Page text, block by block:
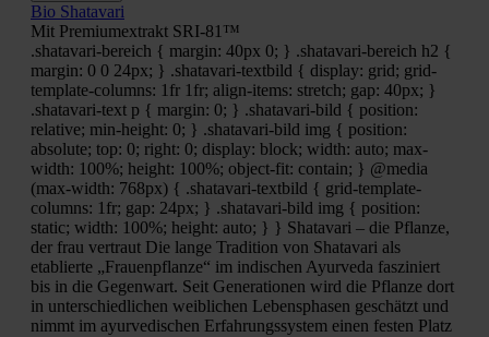
Bio Shatavari
Mit Premiumextrakt SRI-81™
.shatavari-bereich { margin: 40px 0; } .shatavari-bereich h2 {
margin: 0 0 24px; } .shatavari-textbild { display: grid; grid-
template-columns: 1fr 1fr; align-items: stretch; gap: 40px; }
.shatavari-text p { margin: 0; } .shatavari-bild { position:
relative; min-height: 0; } .shatavari-bild img { position:
absolute; top: 0; right: 0; display: block; width: auto; max-
width: 100%; height: 100%; object-fit: contain; } @media
(max-width: 768px) { .shatavari-textbild { grid-template-
columns: 1fr; gap: 24px; } .shatavari-bild img { position:
static; width: 100%; height: auto; } } Shatavari – die Pflanze,
der frau vertraut Die lange Tradition von Shatavari als
etablierte „Frauenpflanze“ im indischen Ayurveda fasziniert
bis in die Gegenwart. Seit Generationen wird die Pflanze dort
in unterschiedlichen weiblichen Lebensphasen geschätzt und
nimmt im ayurvedischen Erfahrungssystem einen festen Platz